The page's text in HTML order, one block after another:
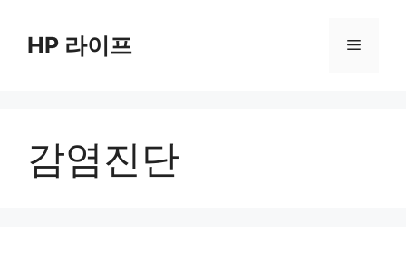
HP 라이프 메
감염진단